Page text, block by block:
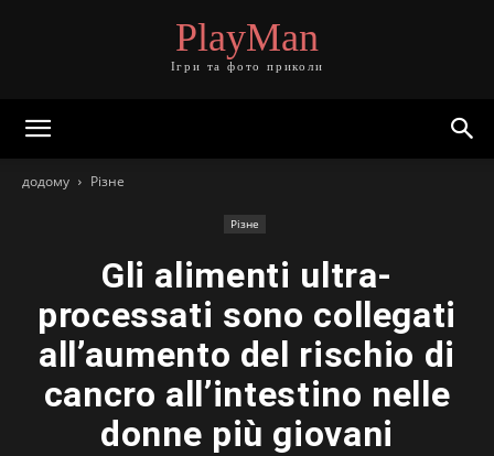
PlayMan
Ігри та фото приколи
додому Різне
Різне
Gli alimenti ultra-
processati sono collegati
all’aumento del rischio di
cancro all’intestino nelle
donne più giovani